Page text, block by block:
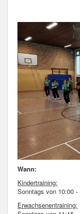
Wann:
Kindertraining:
Sonntags von 10:00
Erwachsenentraining: